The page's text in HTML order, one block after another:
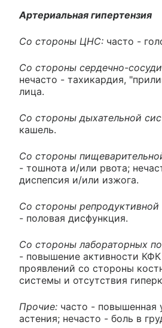
Артериальная гипертензия
Со стороны ЦНС: часто -
Со стороны сердечно-
нечасто - тахикардия,
лица.
Со стороны дыхательной
кашель.
Со стороны
- тошнота и/или рвота;
диспепсия и/или изжога.
Со стороны
- половая дисфункция.
Со стороны лабораторных
- повышение активности КФК
проявлений со стороны
системы и отсутствия
Прочие: часто - повышенная
астения; нечасто - боль в